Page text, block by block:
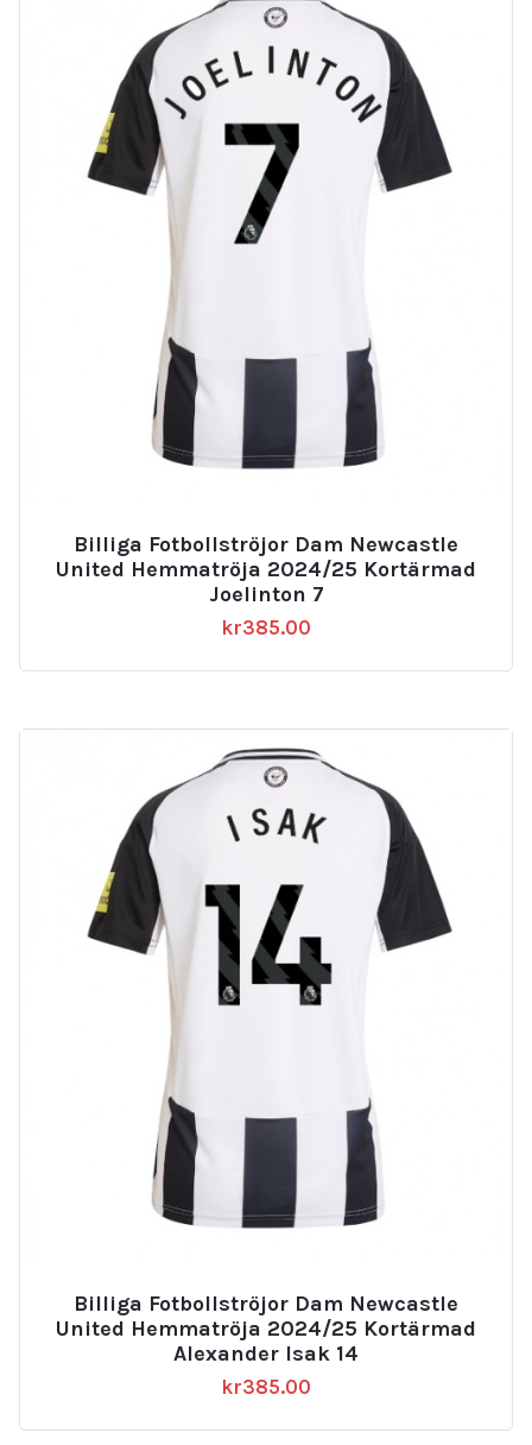
Billiga Fotbollströjor Dam Newcastle
United Hemmatröja 2024/25 Kortärmad
Joelinton 7
kr385.00
Billiga Fotbollströjor Dam Newcastle
United Hemmatröja 2024/25 Kortärmad
Alexander Isak 14
kr385.00